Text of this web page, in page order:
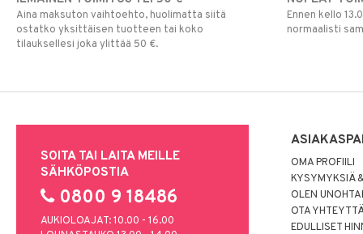
Aina maksuton vaihtoehto, huolimatta siitä
ostatko yksittäisen tuotteen tai koko
tilauksellesi joka ylittää 50 €.
Ennen kello
normaalisti
SOITA TAI LAITA MEILLE
SÄHKÖPOSTIA
0800 9 18486
AUKIOLOAJAT: 10.00 - 16.00
OMA PROFIILI
KYSYMYKSIÄ
OLEN
OTA
EDULLISET